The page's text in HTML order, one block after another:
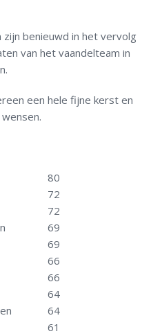
benieuwd in het vervolg
van het vaandelteam in
een hele fijne kerst en
80
72
72
69
69
66
66
64
64
61